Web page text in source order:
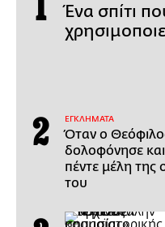
Ένα σπίτι
ΕΓΚΛΗΜΑΤΑ
Όταν ο
δολοφόνησε
πέντε μέλη της
του